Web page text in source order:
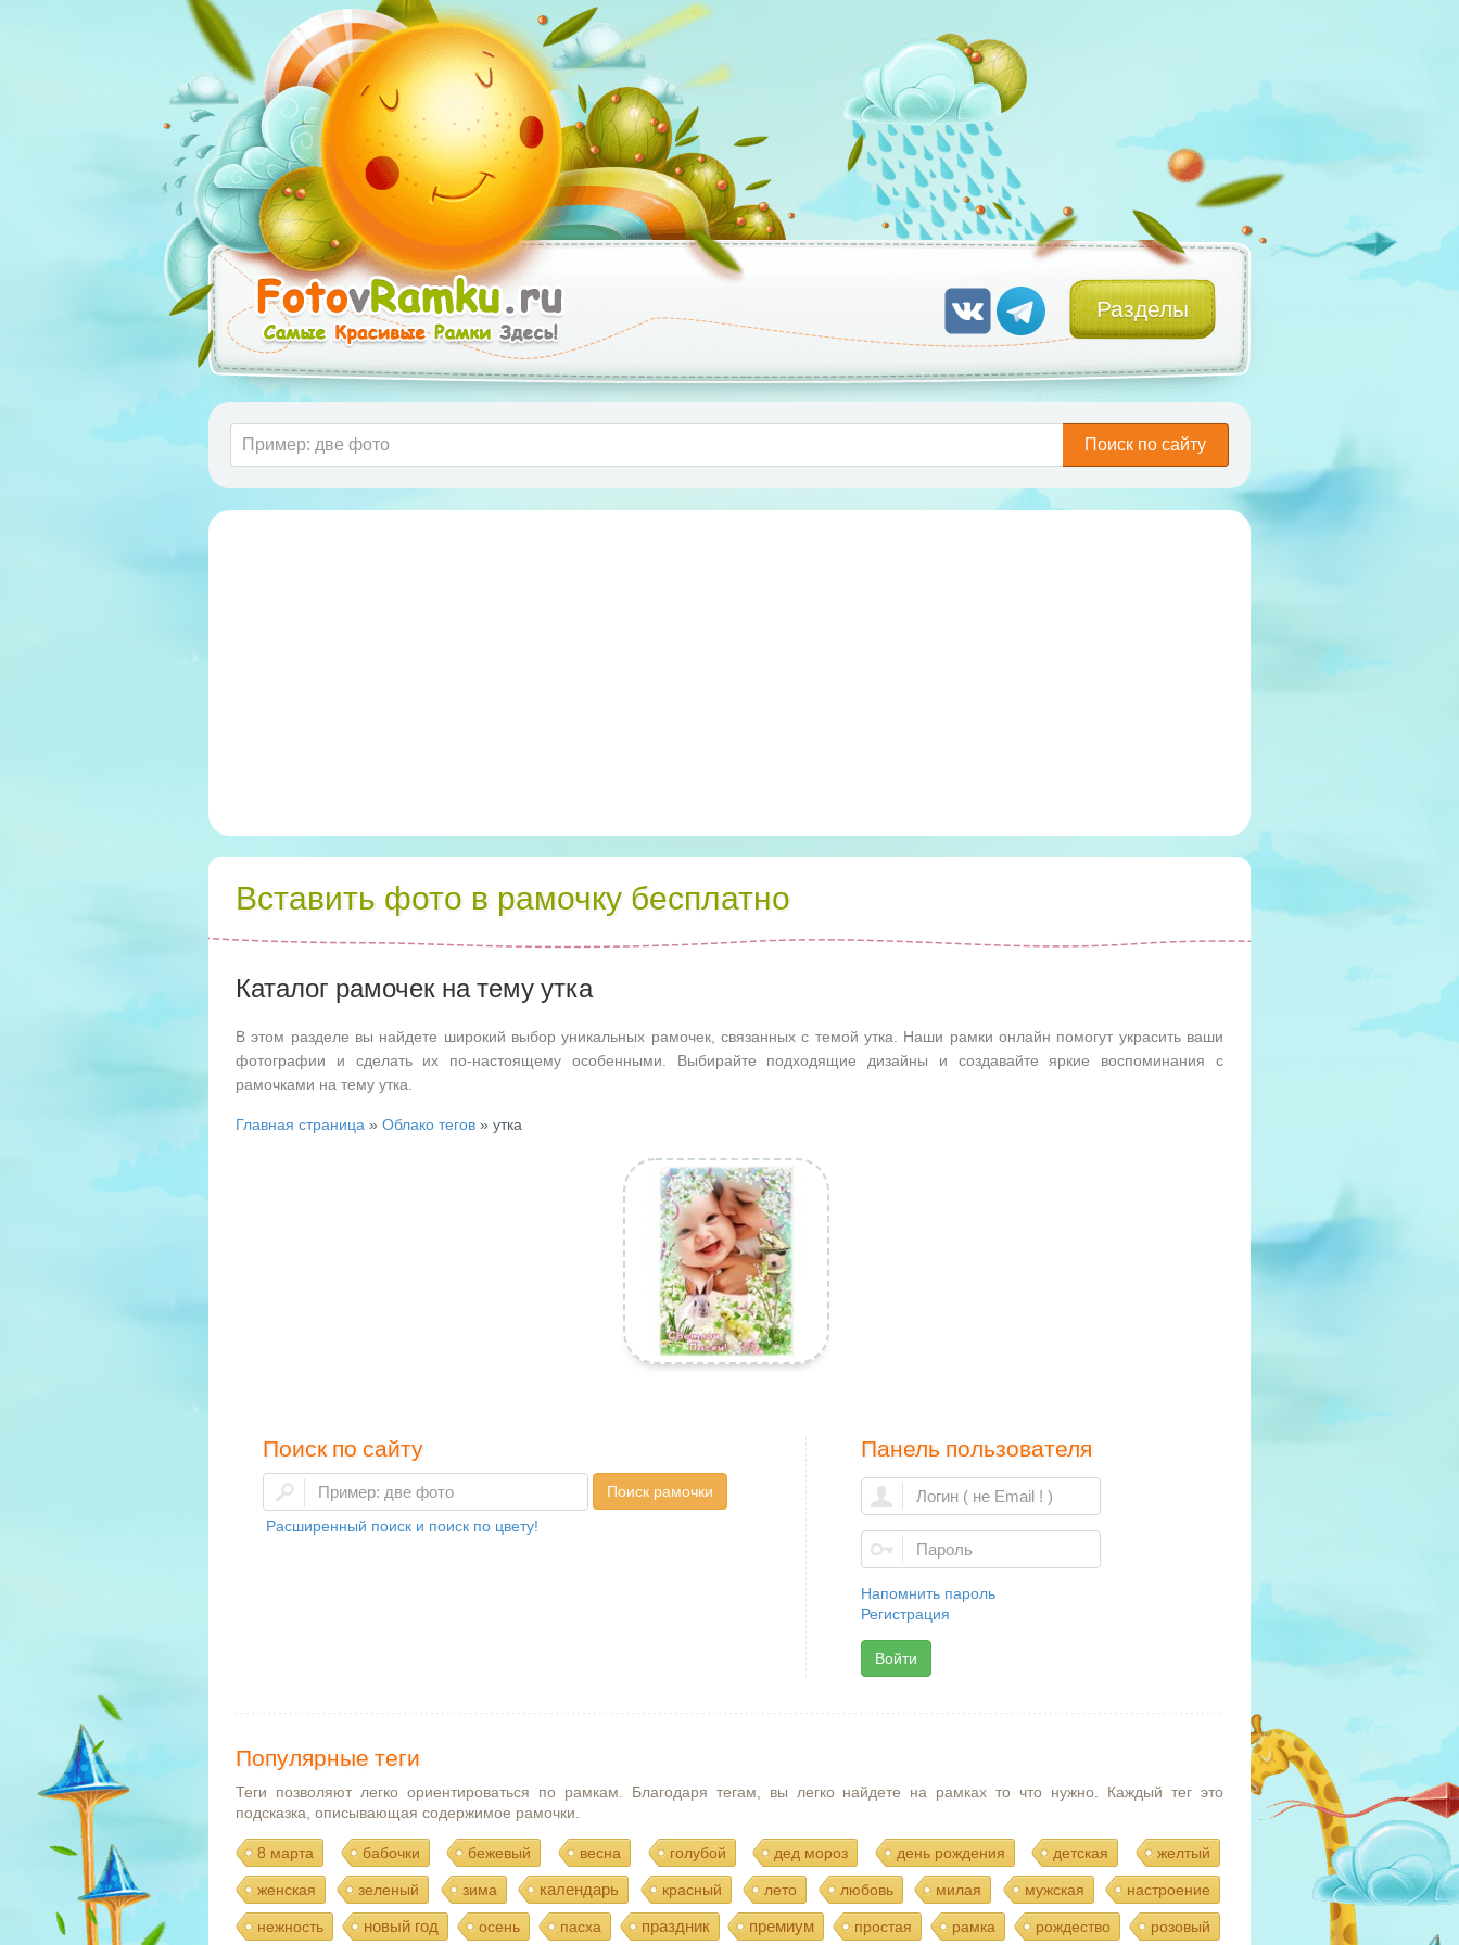
Разделы
Поиск по сайту
Вставить фото в рамочку бесплатно
Каталог рамочек на тему утка
В этом разделе вы найдете широкий выбор уникальных рамочек, связанных с темой утка. Наши рамки онлайн помогут украсить ваши
фотографии и сделать их по-настоящему особенными. Выбирайте подходящие дизайны и создавайте яркие воспоминания с
рамочками на тему утка.
Главная страница » Облако тегов » утка
Поиск по сайту
Поиск рамочки
Расширенный поиск и поиск по цвету!
Панель пользователя
Напомнить пароль
Регистрация
Войти
Популярные теги
Теги позволяют легко ориентироваться по рамкам. Благодаря тегам, вы легко найдете на рамках то что нужно. Каждый тег это
подсказка, описывающая содержимое рамочки.
8 марта бабочки бежевый весна голубой дед мороз день рождения детская желтый
женская зеленый зима календарь красный лето любовь милая мужская настроение
нежность новый год осень пасха праздник премиум простая рамка рождество розовый